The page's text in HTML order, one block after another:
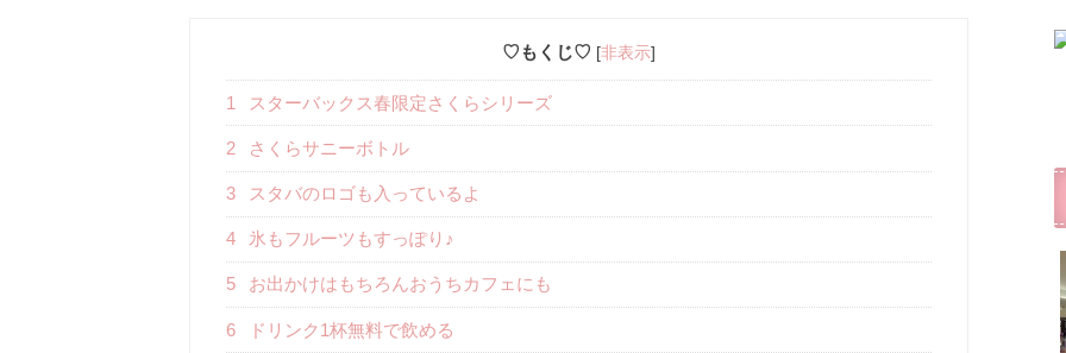
♡もくじ♡ [非表示]
1 スターバックス春限定さくらシリーズ
2 さくらサニーボトル
3 スタバのロゴも入っているよ
4 氷もフルーツもすっぽり♪
5 お出かけはもちろんおうちカフェにも
6 ドリンク1杯無料で飲める